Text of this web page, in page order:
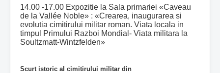
14.00 -17.00 Expozitie la Sala primariei «Caveau
de la Vallée Noble» : «Crearea, inaugurarea si
evolutia cimitirului militar roman. Viata locala in
timpul Primului Razboi Mondial- Viata militara la
Soultzmatt-Wintzfelden»
Scurt istoric al cimitirului militar din